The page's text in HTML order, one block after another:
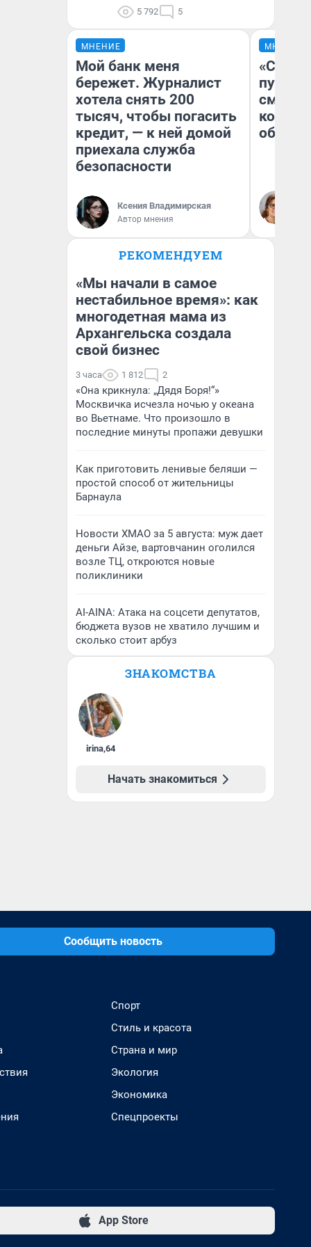
5 792 5
МНЕНИЕ
Мой банк меня
бережет. Журналист
хотела снять 200
тысяч, чтобы погасить
кредит, — к ней домой
приехала служба
безопасности
Ксения Владимирская
Автор мнения
МНЕНИЕ
РЕКОМЕНДУЕМ
«Мы начали в самое
нестабильное время»: как
многодетная мама из
Архангельска создала
свой бизнес
3 часа 1 812 2
«Она крикнула: „Дядя Боря!“»
Москвичка исчезла ночью у океана
во Вьетнаме. Что произошло в
последние минуты пропажи девушки
Как приготовить ленивые беляши —
простой способ от жительницы
Барнаула
Новости ХМАО за 5 августа: муж дает
деньги Айзе, вартовчанин оголился
возле ТЦ, откроются новые
поликлиники
AI-AINA: Атака на соцсети депутатов,
бюджета вузов не хватило лучшим и
сколько стоит арбуз
ЗНАКОМСТВА
irina,64
Начать знакомиться
Сообщить новость
Спорт
Стиль и красота
Страна и мир
Экология
Экономика
Спецпроекты
App Store